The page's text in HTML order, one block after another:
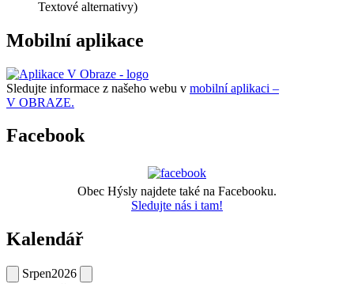
Textové alternativy)
Mobilní aplikace
Sledujte informace z našeho webu v mobilní aplikaci –
V OBRAZE.
Facebook
Obec Hýsly najdete také na Facebooku.
Sledujte nás i tam!
Kalendář
Srpen2026